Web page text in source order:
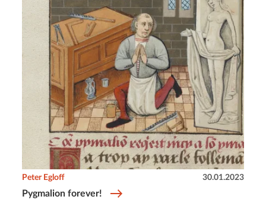
Pygmalion forever!
Peter Egloff 30.01.2023